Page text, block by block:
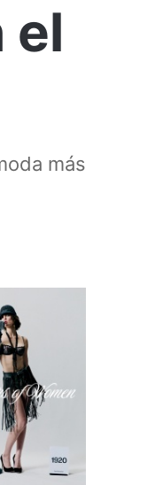
el
más